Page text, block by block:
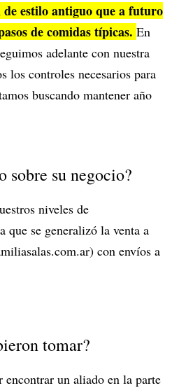
de estilo antiguo que a futuro
de comidas típicas. En
adelante con nuestra
los controles necesarios para
buscando mantener año
sobre su negocio?
niveles de
que se generalizó la venta a
con envíos a
tomar?
un aliado en la parte